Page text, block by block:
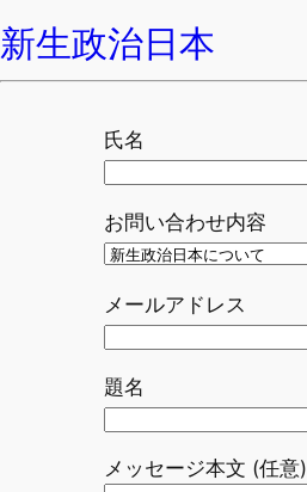
新生政治日本
氏名
お問い合わせ内容
メールアドレス
題名
メッセージ本文 (任意)